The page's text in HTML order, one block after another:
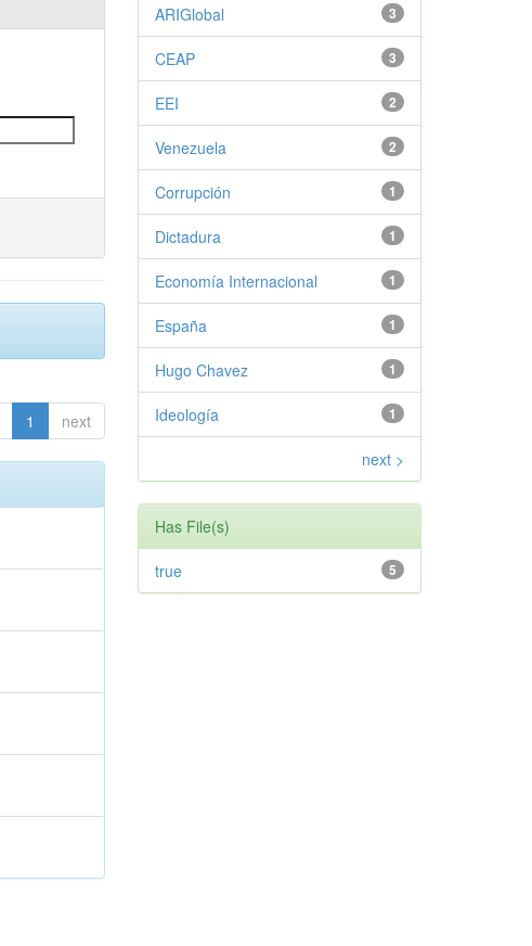
1 next
3
ARIGlobal
3
CEAP
2
EEI
2
Venezuela
1
Corrupción
1
Dictadura
1
Economía Internacional
1
España
1
Hugo Chavez
1
Ideología
next >
Has File(s)
5
true